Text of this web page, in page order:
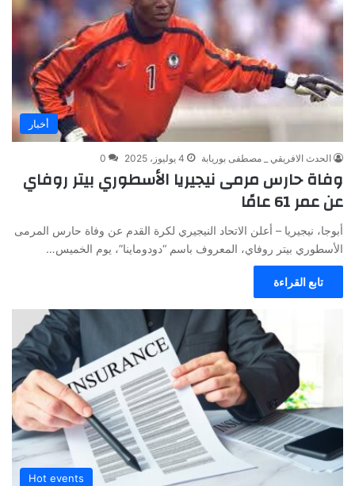
أخبار
الحدث الافريقي _ مصطفى بوريابة 4 يوليوز، 2025 0
وفاة حارس مرمى نيجيريا الأسطوري بيتر روفاي
عن عمر 61 عامًا
أبوجا، نيجيريا – أعلن الاتحاد النيجيري لكرة القدم عن وفاة حارس المرمى
الأسطوري بيتر روفاي، المعروف باسم “دودوماينا”، يوم الخميس…
تابع القراءة
Hot events